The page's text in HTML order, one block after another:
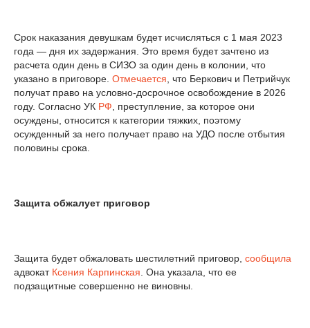
Срок наказания девушкам будет исчисляться с 1 мая 2023
года — дня их задержания. Это время будет зачтено из
расчета один день в СИЗО за один день в колонии, что
указано в приговоре. Отмечается , что Беркович и Петрийчук
получат право на условно-досрочное освобождение в 2026
году. Согласно УК РФ , преступление, за которое они
осуждены, относится к категории тяжких, поэтому
осужденный за него получает право на УДО после отбытия
половины срока.
Защита обжалует приговор
Защита будет обжаловать шестилетний приговор, сообщила
адвокат Ксения Карпинская . Она указала, что ее
подзащитные совершенно не виновны.